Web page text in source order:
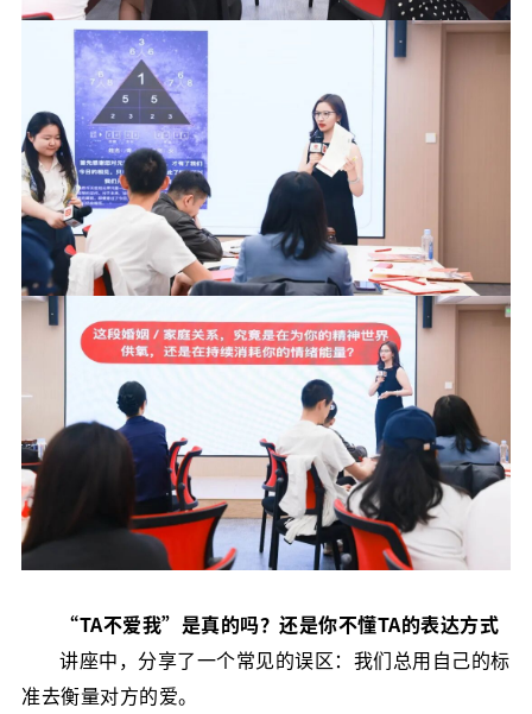
“TA不爱我”是真的吗？还是你不懂TA的表达方式
讲座中，分享了一个常见的误区：我们总用自己的标
准去衡量对方的爱。